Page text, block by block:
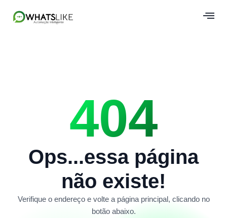
404
Ops...essa página
não existe!
Verifique o endereço e volte a página principal, clicando no
botão abaixo.